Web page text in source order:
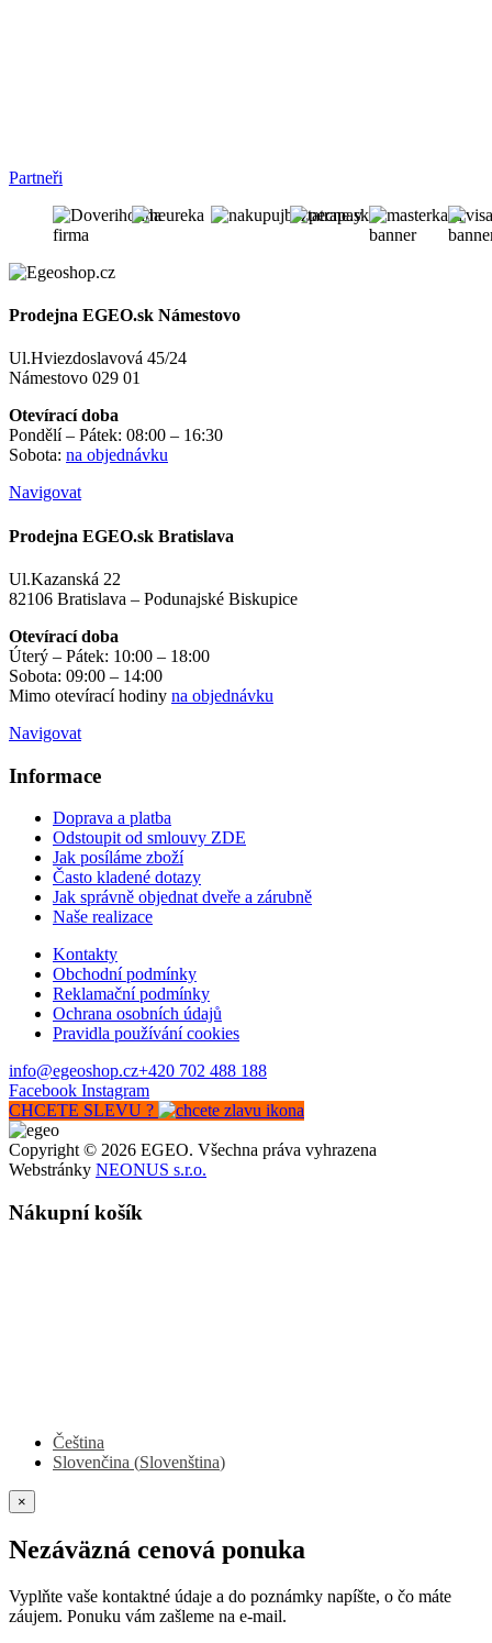
Partneři
Prodejna EGEO.sk Námestovo
Ul.Hviezdoslavová 45/24
Námestovo 029 01
Otevírací doba
Pondělí – Pátek: 08:00 – 16:30
Sobota: na objednávku
Navigovat
Prodejna EGEO.sk Bratislava
Ul.Kazanská 22
82106 Bratislava – Podunajské Biskupice
Otevírací doba
Úterý – Pátek: 10:00 – 18:00
Sobota: 09:00 – 14:00
Mimo otevírací hodiny na objednávku
Navigovat
Informace
Doprava a platba
Odstoupit od smlouvy ZDE
Jak posíláme zboží
Často kladené dotazy
Jak správně objednat dveře a zárubně
Naše realizace
Kontakty
Obchodní podmínky
Reklamační podmínky
Ochrana osobních údajů
Pravidla používání cookies
info@egeoshop.cz+420 702 488 188
Facebook Instagram
CHCETE SLEVU ?
Copyright © 2026 EGEO. Všechna práva vyhrazena
Webstránky NEONUS s.r.o.
Nákupní košík
Čeština
Slovenčina (Slovenština)
×
Nezáväzná cenová ponuka
Vyplňte vaše kontaktné údaje a do poznámky napíšte, o čo máte
záujem. Ponuku vám zašleme na e-mail.